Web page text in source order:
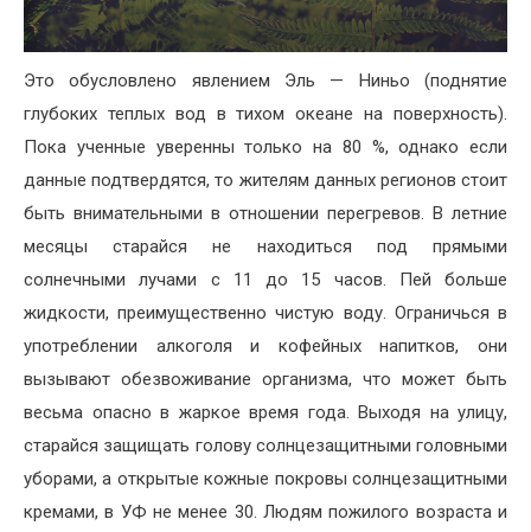
Это обусловлено явлением Эль — Ниньо (поднятие
глубоких теплых вод в тихом океане на поверхность).
Пока ученные уверенны только на 80 %,однако если
данные подтвердятся,то жителям данных регионов стоит
быть внимательными в отношении перегревов. В летние
месяцы
старайся не находиться под
прямыми
солнечными
лучами с 11 до 15 часов. Пей
больше
жидкости,преимущественно чистую воду. Ограничься в
употреблении
алкоголя и кофейных напитков,они
вызывают обезвоживание организма, что может быть
весьма опасно в жаркое время года. Выходя на улицу,
старайся защищать голову солнцезащитными головными
уборами,а открытыекожные покровы солнцезащитными
кремами,в УФ не менее 30.Людям пожилого возраста и